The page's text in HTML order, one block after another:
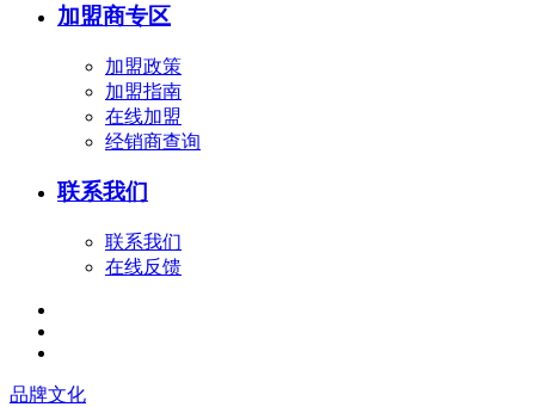
加盟商专区
加盟政策
加盟指南
在线加盟
经销商查询
联系我们
联系我们
在线反馈
品牌文化